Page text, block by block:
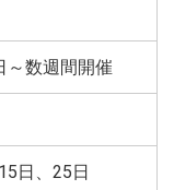
～数週間開催
日、25日